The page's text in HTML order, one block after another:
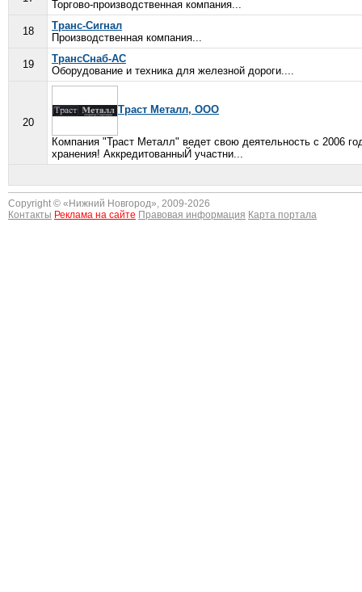
Торгово-производственная компания...
18
Транс-Сигнал
Производственная компания...
19
ТрансСнаб-АС
Оборудование и техника для железной дороги....
20
Траст Металл, ООО
Компания "Траст Металл" ведет свою деятельность с 2006
хранения! АккредитованныЙ участни...
Copyright © « Нижний Новгород», 2009-2026
Контакты Реклама на сайте Правовая информация Карта портала